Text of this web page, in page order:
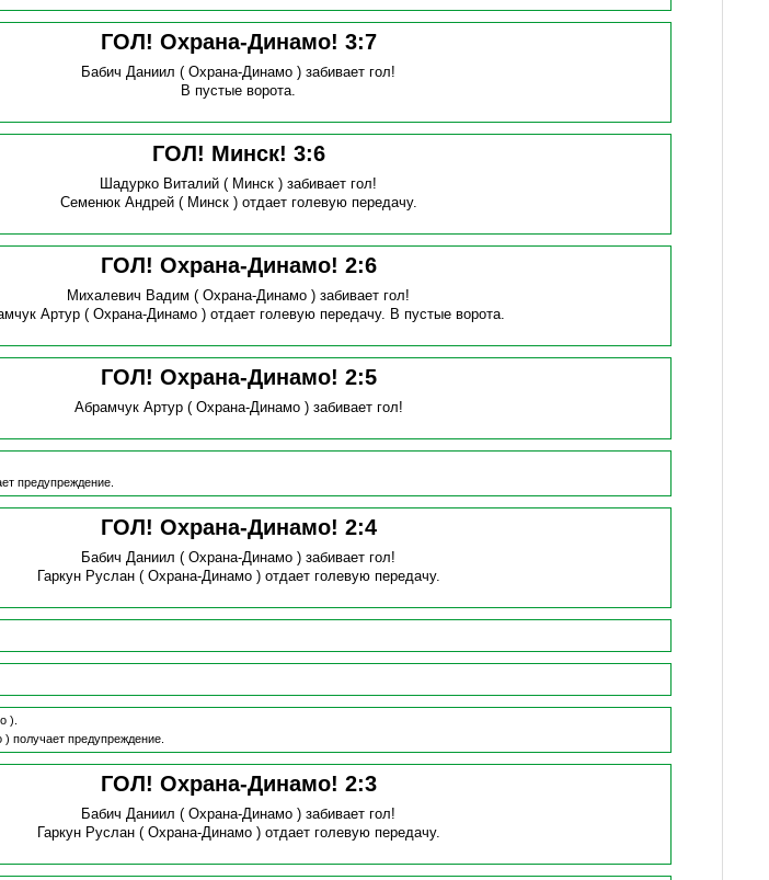
ГОЛ! Охрана-Динамо! 3:7
Бабич Даниил ( Охрана-Динамо )забивает гол!
В пустые ворота.
ГОЛ! Минск! 3:6
Шадурко Виталий ( Минск )забивает гол!
Семенюк Андрей( Минск ) отдает голевую передачу.
ГОЛ! Охрана-Динамо! 2:6
Михалевич Вадим ( Охрана-Динамо )забивает гол!
Артур ( Охрана-Динамо )отдает голевую передачу. В пустые ворота.
ГОЛ! Охрана-Динамо! 2:5
Абрамчук Артур( Охрана-Динамо ) забивает гол!
предупреждение.
ГОЛ! Охрана-Динамо! 2:4
Бабич Даниил ( Охрана-Динамо )забивает гол!
Гаркун Руслан( Охрана-Динамо ) отдает голевую передачу.
).
) получает предупреждение.
ГОЛ! Охрана-Динамо! 2:3
Бабич Даниил ( Охрана-Динамо )забивает гол!
Гаркун Руслан( Охрана-Динамо ) отдает голевую передачу.